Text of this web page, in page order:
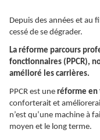
Depuis des années et au
cessé de se dégrader.
La réforme parcours
fonctionnaires (PPCR),
amélioré les carrières.
PPCR est une réforme en
conforterait et
n’est qu’une machine à
moyen et le long terme.